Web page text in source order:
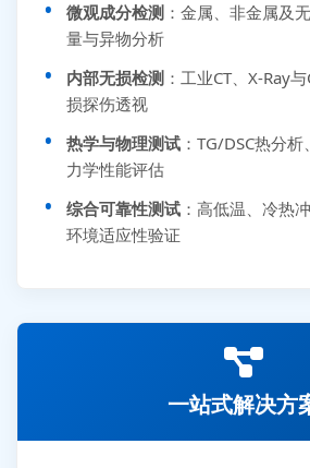
微观成分检测 ：金属、非金属及
量与异物分析
内部无损检测 ：工业CT、X-Ray
损探伤透视
热学与物理测试 ：TG/DSC热分
力学性能评估
综合可靠性测试 ：高低温、冷热
环境适应性验证
一站式解决方